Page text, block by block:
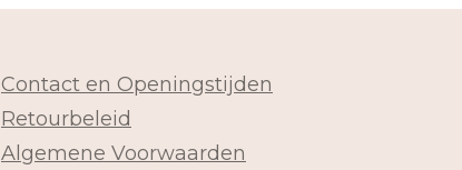
Contact en Openingstijden
Retourbeleid
Algemene Voorwaarden